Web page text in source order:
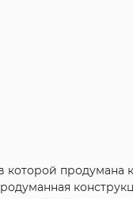
которой продумана